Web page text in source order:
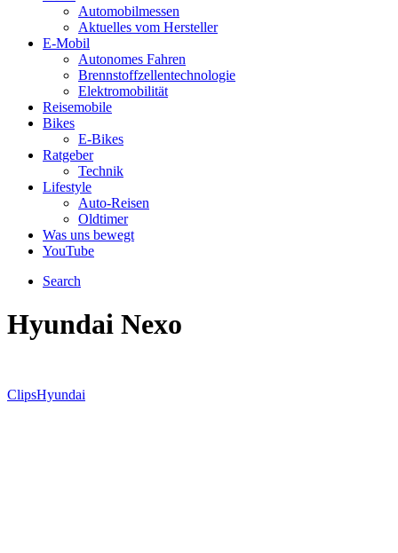
Automobilmessen
Aktuelles vom Hersteller
E-Mobil
Autonomes Fahren
Brennstoffzellentechnologie
Elektromobilität
Reisemobile
Bikes
E-Bikes
Ratgeber
Technik
Lifestyle
Auto-Reisen
Oldtimer
Was uns bewegt
YouTube
Search
Hyundai Nexo
ClipsHyundai